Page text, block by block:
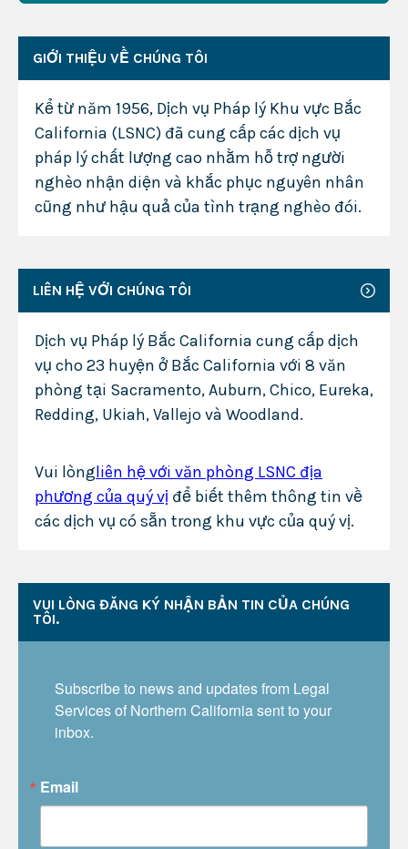
GIỚI THIỆU VỀ CHÚNG TÔI
Kể từ năm 1956, Dịch vụ Pháp lý Khu vực Bắc
California (LSNC) đã cung cấp các dịch vụ
pháp lý chất lượng cao nhằm hỗ trợ người
nghèo nhận diện và khắc phục nguyên nhân
cũng như hậu quả của tình trạng nghèo đói.
LIÊN HỆ VỚI CHÚNG TÔI
Dịch vụ Pháp lý Bắc California cung cấp dịch
vụ cho 23 huyện ở Bắc California với 8 văn
phòng tại Sacramento, Auburn, Chico, Eureka,
Redding, Ukiah, Vallejo và Woodland.
Vui lòngliên hệ với văn phòng LSNC địa
phương của quý vị để biết thêm thông tin về
các dịch vụ có sẵn trong khu vực của quý vị.
VUI LÒNG ĐĂNG KÝ NHẬN BẢN TIN CỦA CHÚNG
TÔI.
Subscribe to news and updates from Legal
Services of Northern California sent to your
inbox.
Email